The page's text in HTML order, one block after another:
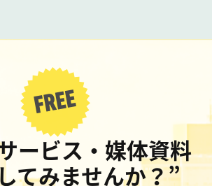
ービス・媒体資料
てみませんか？”